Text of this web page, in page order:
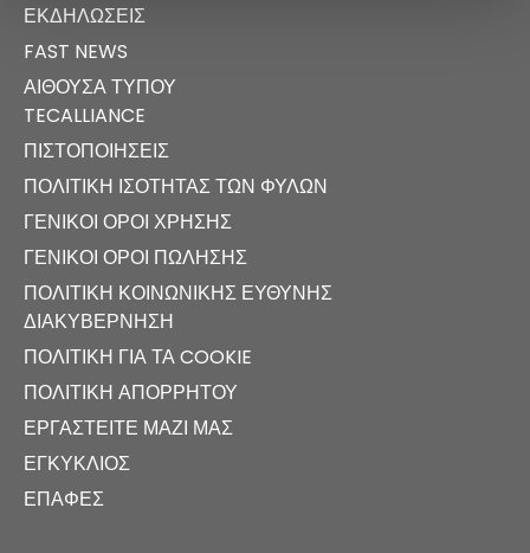
ΕΚΔΗΛΏΣΕΙΣ
FAST NEWS
ΑΊΘΟΥΣΑ ΤΎΠΟΥ
TECALLIANCE
ΠΙΣΤΟΠΟΙΉΣΕΙΣ
ΠΟΛΙΤΙΚΉ ΙΣΌΤΗΤΑΣ ΤΩΝ ΦΎΛΩΝ
ΓΕΝΙΚΟΊ ΌΡΟΙ ΧΡΉΣΗΣ
ΓΕΝΙΚΟΊ ΌΡΟΙ ΠΏΛΗΣΗΣ
ΠΟΛΙΤΙΚΉ ΚΟΙΝΩΝΙΚΉΣ ΕΥΘΎΝΗΣ
ΔΙΑΚΥΒΈΡΝΗΣΗ
ΠΟΛΙΤΙΚΉ ΓΙΑ ΤΑ COOKIE
ΠΟΛΙΤΙΚΉ ΑΠΟΡΡΉΤΟΥ
ΕΡΓΑΣΤΕΊΤΕ ΜΑΖΊ ΜΑΣ
ΕΓΚΎΚΛΙΟΣ
ΕΠΑΦΈΣ